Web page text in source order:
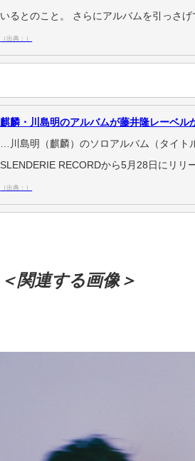
いるとのこと。 さらにアルバムを引っさ
（出典：）
麒麟・川島明のアルバムが藤井隆レーベ
…川島明（麒麟）のソロアルバム（タイト
SLENDERIE RECORDから5月28日にリリ
（出典：）
＜関連する画像＞